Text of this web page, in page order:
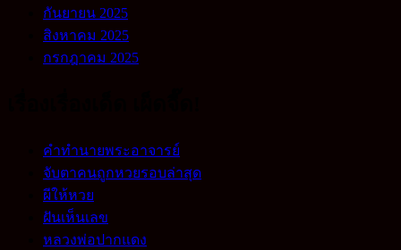
กันยายน 2025
สิงหาคม 2025
กรกฎาคม 2025
คำทำนายพระอาจารย์
จับตาคนถูกหวยรอบล่าสุด
ผีให้หวย
ฝันเห็นเลข
หลวงพ่อปากแดง